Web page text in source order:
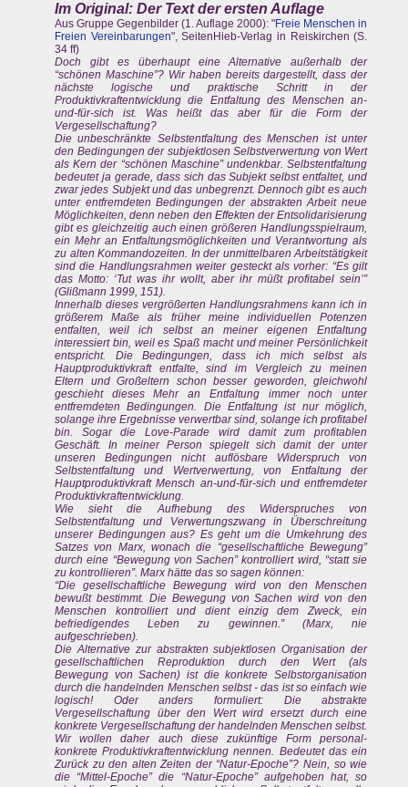
Im Original: Der Text der ersten Auflage
Aus Gruppe Gegenbilder (1. Auflage 2000): "Freie Menschen in
Freien Vereinbarungen", SeitenHieb-Verlag in Reiskirchen (S.
34 ff)
Doch gibt es überhaupt eine Alternative außerhalb der
“schönen Maschine”? Wir haben bereits dargestellt, dass der
nächste logische und praktische Schritt in der
Produktivkraftentwicklung die Entfaltung des Menschen an-
und-für-sich ist. Was heißt das aber für die Form der
Vergesellschaftung?
Die unbeschränkte Selbstentfaltung des Menschen ist unter
den Bedingungen der subjektlosen Selbstverwertung von Wert
als Kern der “schönen Maschine” undenkbar. Selbstentfaltung
bedeutet ja gerade, dass sich das Subjekt selbst entfaltet, und
zwar jedes Subjekt und das unbegrenzt. Dennoch gibt es auch
unter entfremdeten Bedingungen der abstrakten Arbeit neue
Möglichkeiten, denn neben den Effekten der Entsolidarisierung
gibt es gleichzeitig auch einen größeren Handlungsspielraum,
ein Mehr an Entfaltungsmöglichkeiten und Verantwortung als
zu alten Kommandozeiten. In der unmittelbaren Arbeitstätigkeit
sind die Handlungsrahmen weiter gesteckt als vorher: “Es gilt
das Motto: ‘Tut was ihr wollt, aber ihr müßt profitabel sein’”
(Glißmann 1999, 151).
Innerhalb dieses vergrößerten Handlungsrahmens kann ich in
größerem Maße als früher meine individuellen Potenzen
entfalten, weil ich selbst an meiner eigenen Entfaltung
interessiert bin, weil es Spaß macht und meiner Persönlichkeit
entspricht. Die Bedingungen, dass ich mich selbst als
Hauptproduktivkraft entfalte, sind im Vergleich zu meinen
Eltern und Großeltern schon besser geworden, gleichwohl
geschieht dieses Mehr an Entfaltung immer noch unter
entfremdeten Bedingungen. Die Entfaltung ist nur möglich,
solange ihre Ergebnisse verwertbar sind, solange ich profitabel
bin. Sogar die Love-Parade wird damit zum profitablen
Geschäft. In meiner Person spiegelt sich damit der unter
unseren Bedingungen nicht auflösbare Widerspruch von
Selbstentfaltung und Wertverwertung, von Entfaltung der
Hauptproduktivkraft Mensch an-und-für-sich und entfremdeter
Produktivkraftentwicklung.
Wie sieht die Aufhebung des Widerspruches von
Selbstentfaltung und Verwertungszwang in Überschreitung
unserer Bedingungen aus? Es geht um die Umkehrung des
Satzes von Marx, wonach die “gesellschaftliche Bewegung”
durch eine “Bewegung von Sachen” kontrolliert wird, “statt sie
zu kontrollieren”. Marx hätte das so sagen können:
“Die gesellschaftliche Bewegung wird von den Menschen
bewußt bestimmt. Die Bewegung von Sachen wird von den
Menschen kontrolliert und dient einzig dem Zweck, ein
befriedigendes Leben zu gewinnen.” (Marx, nie
aufgeschrieben).
Die Alternative zur abstrakten subjektlosen Organisation der
gesellschaftlichen Reproduktion durch den Wert (als
Bewegung von Sachen) ist die konkrete Selbstorganisation
durch die handelnden Menschen selbst - das ist so einfach wie
logisch! Oder anders formuliert: Die abstrakte
Vergesellschaftung über den Wert wird ersetzt durch eine
konkrete Vergesellschaftung der handelnden Menschen selbst.
Wir wollen daher auch diese zukünftige Form personal-
konkrete Produktivkraftentwicklung nennen. Bedeutet das ein
Zurück zu den alten Zeiten der “Natur-Epoche”? Nein, so wie
die “Mittel-Epoche” die “Natur-Epoche” aufgehoben hat, so